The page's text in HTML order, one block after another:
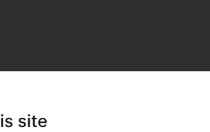
site